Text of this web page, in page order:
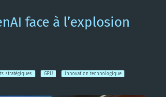
face à l’explosion
stratégiques GPU
innovation technologique